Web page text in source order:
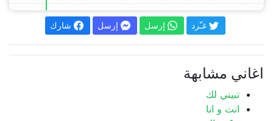
اغاني مشابهة
تبيني لك
انت و انا